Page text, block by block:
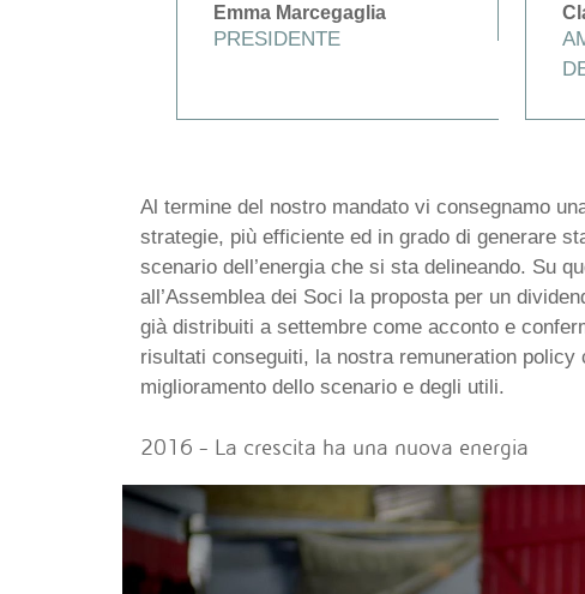
Emma Marcegaglia
PRESIDENTE
Al termine del nostro mandato vi consegnamo
strategie, più efficiente ed in grado di generare
scenario dell’energia che si sta delineando. Su
all’Assemblea dei Soci la proposta per un
già distribuiti a settembre come acconto e
risultati conseguiti, la nostra remuneration policy
miglioramento dello scenario e degli utili.
2016 – La crescita ha una nuova energia